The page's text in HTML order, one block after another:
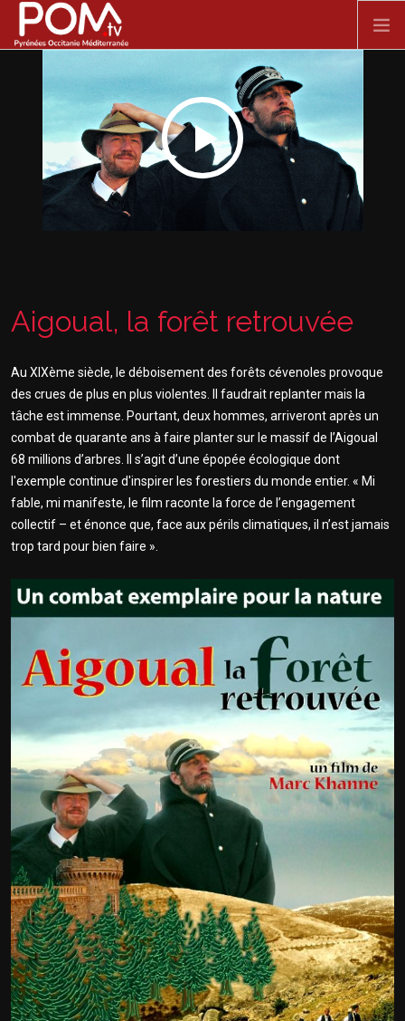
ACCUEIL
SPECTACLE VIVANT
FILMS
Aigoual, la forêt retrouvée
Au XIXème siècle, le déboisement des forêts cévenoles provoque
des crues de plus en plus violentes. Il faudrait replanter mais la
tâche est immense. Pourtant, deux hommes, arriveront après un
combat de quarante ans à faire planter sur le massif de l’Aigoual
68 millions d’arbres. Il s’agit d’une épopée écologique dont
l'exemple continue d'inspirer les forestiers du monde entier. « Mi
fable, mi manifeste, le film raconte la force de l’engagement
collectif – et énonce que, face aux périls climatiques, il n’est jamais
trop tard pour bien faire ».